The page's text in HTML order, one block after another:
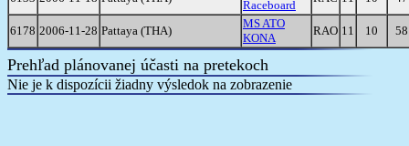
Raceboard
6178 2006-11-28 Pattaya (THA)
MS ATO
KONA
RAO 11 10 58
Prehľad plánovanej účasti na pretekoch
Nie je k dispozícii žiadny výsledok na zobrazenie